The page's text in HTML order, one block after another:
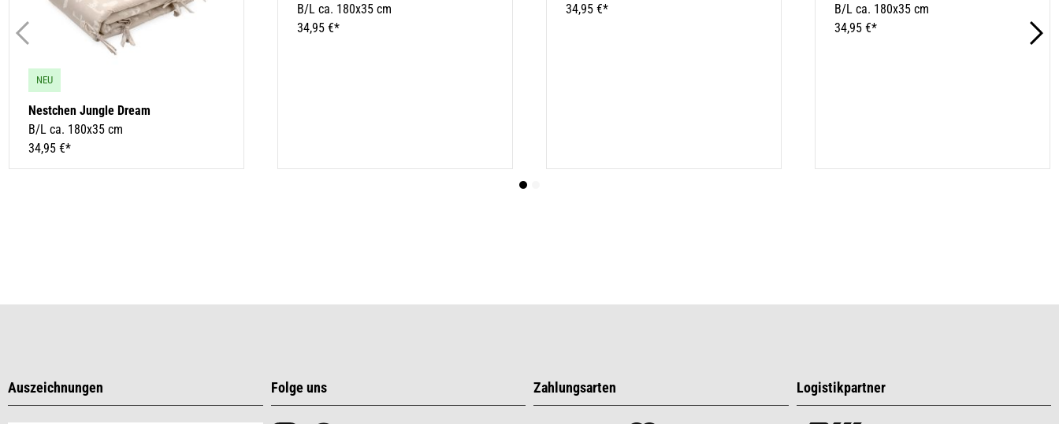
NEU
Nestchen Jungle Dream
B/L ca. 180x35 cm
34,95 €*
B/L ca. 180x35 cm
34,95 €*
34,95 €*
B/L ca. 180x35 cm
34,95 €*
Auszeichnungen Folge uns Zahlungsarten Logistikpartner